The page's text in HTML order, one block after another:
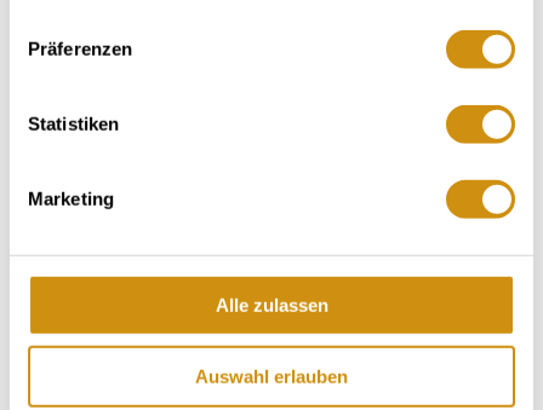
Präferenzen
Statistiken
Marketing
Alle zulassen
Auswahl erlauben
Öffnungszeiten
Weitere Infos & Downloads
Öffnungszeiten
05.03.2024 bis 22.08.2027
von 00:00 bis 00:01 Uhr